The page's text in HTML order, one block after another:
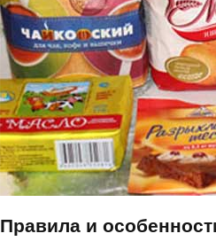
Правила и